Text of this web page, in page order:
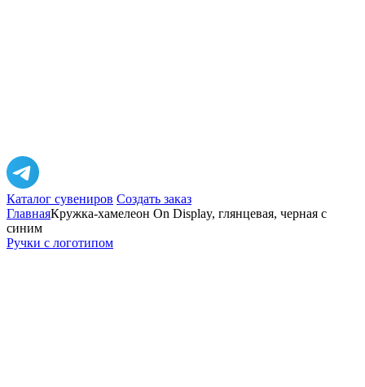
Каталог сувениров Создать заказ
ГлавнаяКружка-хамелеон On Display, глянцевая, черная с
синим
Ручки с логотипом